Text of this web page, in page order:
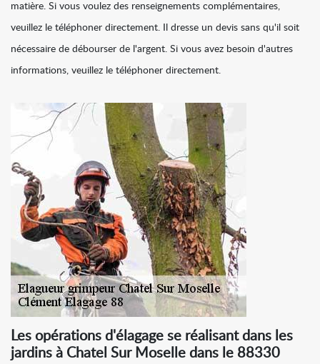
matière. Si vous voulez des renseignements complémentaires,
veuillez le téléphoner directement. Il dresse un devis sans qu'il soit
nécessaire de débourser de l'argent. Si vous avez besoin d'autres
informations, veuillez le téléphoner directement.
Les opérations d'élagage se réalisant dans les
jardins à Chatel Sur Moselle dans le 88330